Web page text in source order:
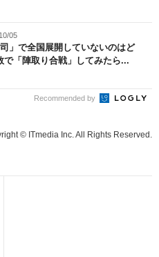
05
司」で全国展開していないのはど
「陣取り合戦」してみたら...
Recommended by
© ITmedia Inc. All Rights Reserved.